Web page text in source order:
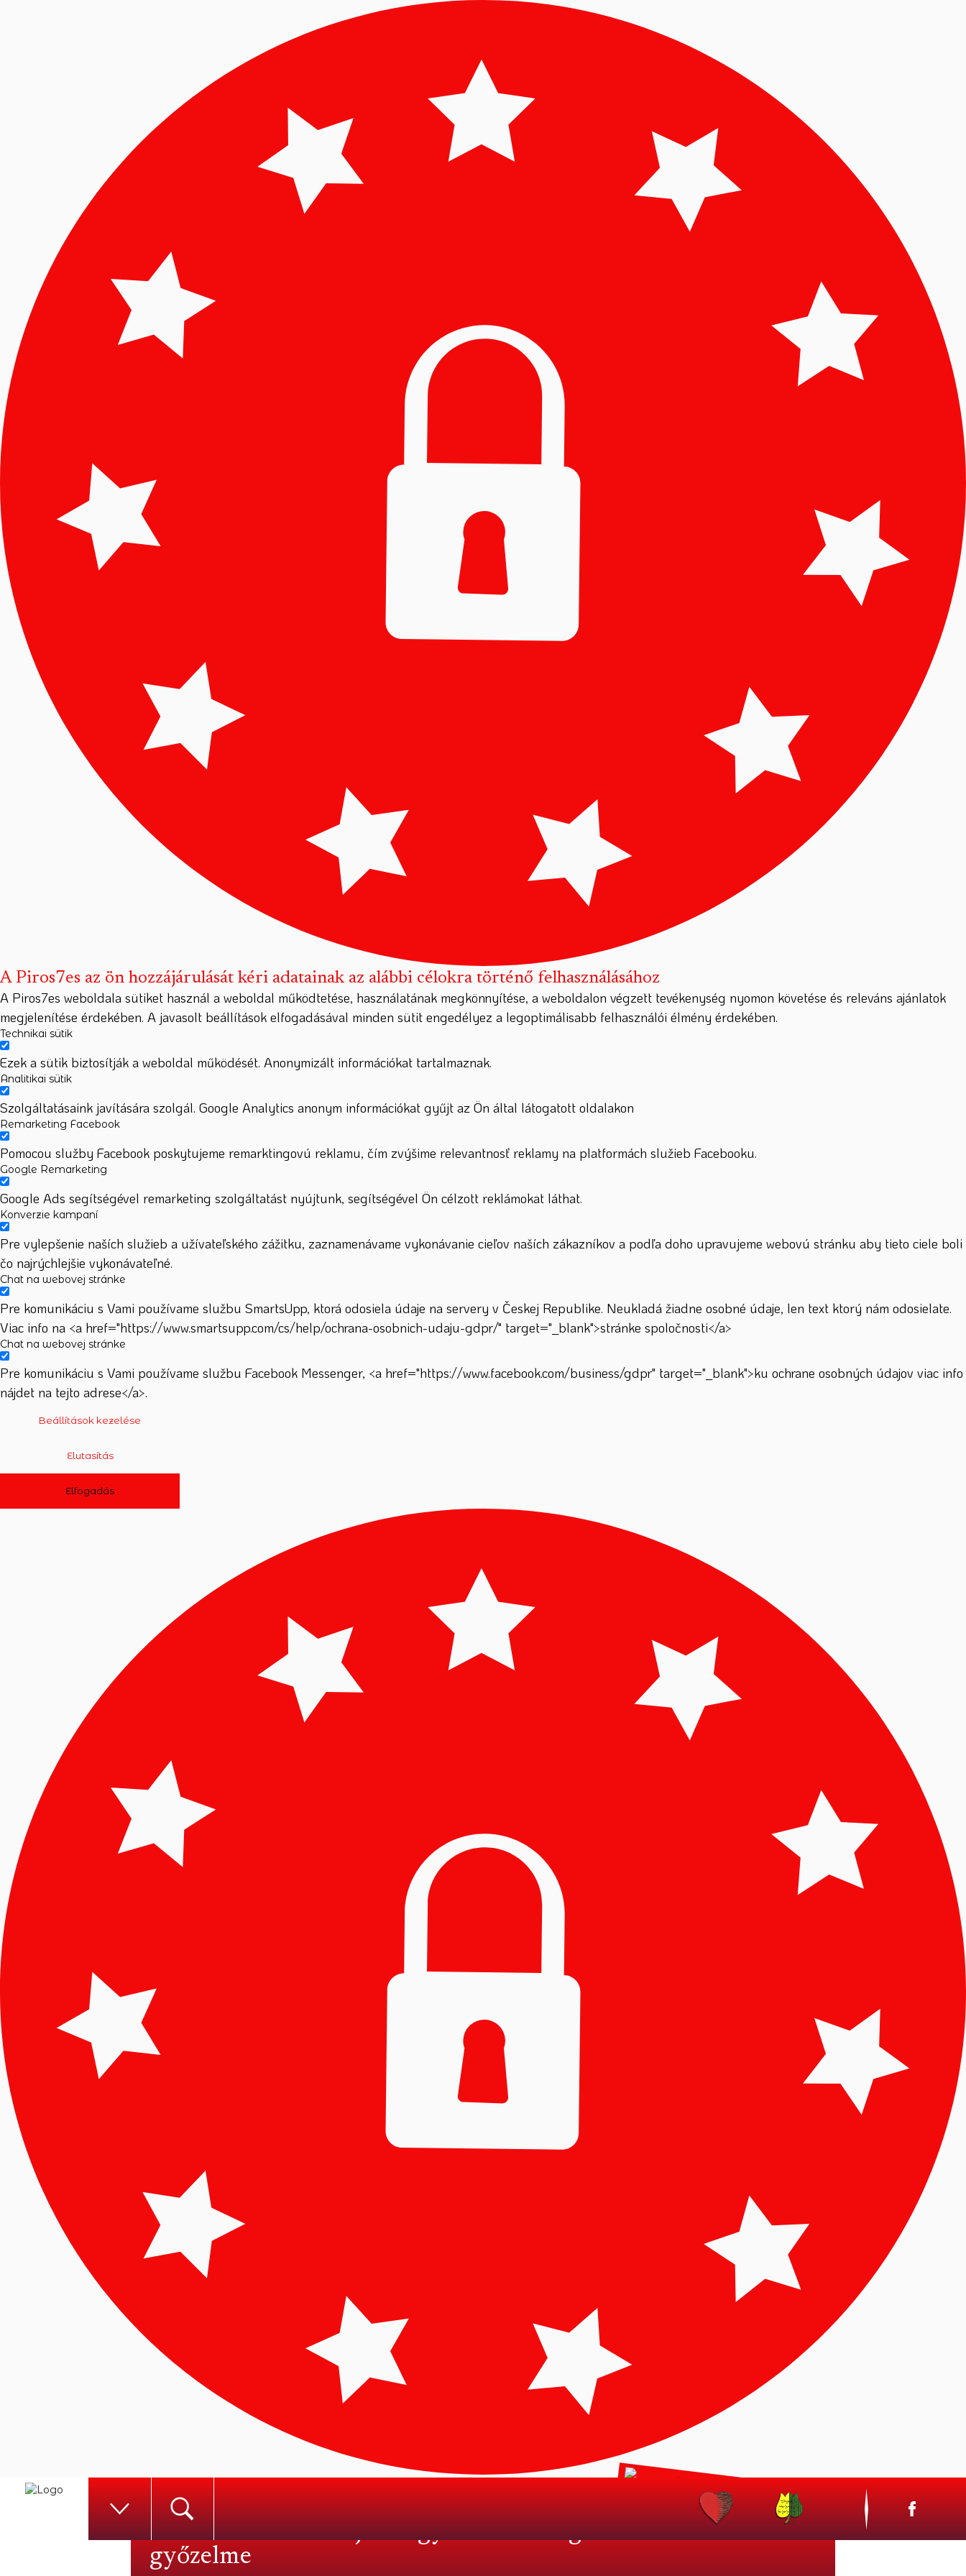
A Piros7es az ön hozzájárulását kéri adatainak az alábbi célokra történő felhasználásához
A Piros7es weboldala sütiket használ a weboldal működtetése, használatának megkönnyítése, a weboldalon végzett tevékenység nyomon követése és releváns ajánlatok
megjelenítése érdekében. A javasolt beállítások elfogadásával minden sütit engedélyez a legoptimálisabb felhasználói élmény érdekében.
Technikai sütik
Ezek a sütik biztosítják a weboldal működését. Anonymizált információkat tartalmaznak.
Analitikai sütik
Szolgáltatásaink javítására szolgál. Google Analytics anonym információkat gyűjt az Ön által látogatott oldalakon
Remarketing Facebook
Pomocou služby Facebook poskytujeme remarktingovú reklamu, čím zvýšime relevantnosť reklamy na platformách služieb Facebooku.
Google Remarketing
Google Ads segítségével remarketing szolgáltatást nyújtunk, segítségével Ön célzott reklámokat láthat.
Konverzie kampaní
Pre vylepšenie naších služieb a užívateľského zážitku, zaznamenávame vykonávanie cieľov naších zákazníkov a podľa doho upravujeme webovú stránku aby tieto ciele boli
čo najrýchlejšie vykonávateľné.
Chat na webovej stránke
Pre komunikáciu s Vami používame službu SmartsUpp, ktorá odosiela údaje na servery v Českej Republike. Neukladá žiadne osobné údaje, len text ktorý nám odosielate.
Viac info na <a href="https://www.smartsupp.com/cs/help/ochrana-osobnich-udaju-gdpr/" target="_blank">stránke spoločnosti</a>
Chat na webovej stránke
Pre komunikáciu s Vami používame službu Facebook Messenger, <a href="https://www.facebook.com/business/gdpr" target="_blank">ku ochrane osobných údajov viac info
nájdet na tejto adrese</a>.
Beállítások kezelése
Elutasítás
Elfogadás
CSAK BÉKESSÉG LEGYEN!
Valószínűtlen Ukrajna vagy Oroszország klasszikus katonai
győzelme